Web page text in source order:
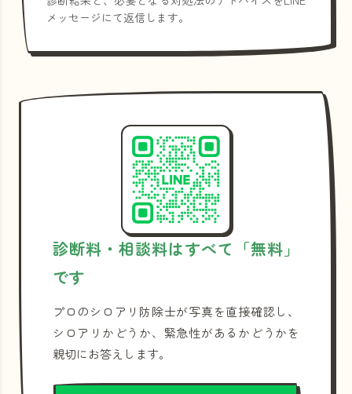
メッセージにて返信します。
診断料・相談料はすべて「無料」
です
プロのシロアリ防除士が写真を直接確認し、
シロアリかどうか、緊急性があるかどうかを
親切にお答えします。